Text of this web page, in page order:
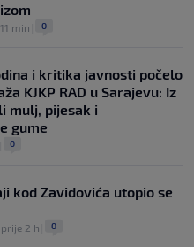
min 0
i kritika javnosti počelo
KJKP RAD u Sarajevu: Iz
mulj, pijesak i
gume
0
kod Zavidovića utopio se
prije 2 h 0